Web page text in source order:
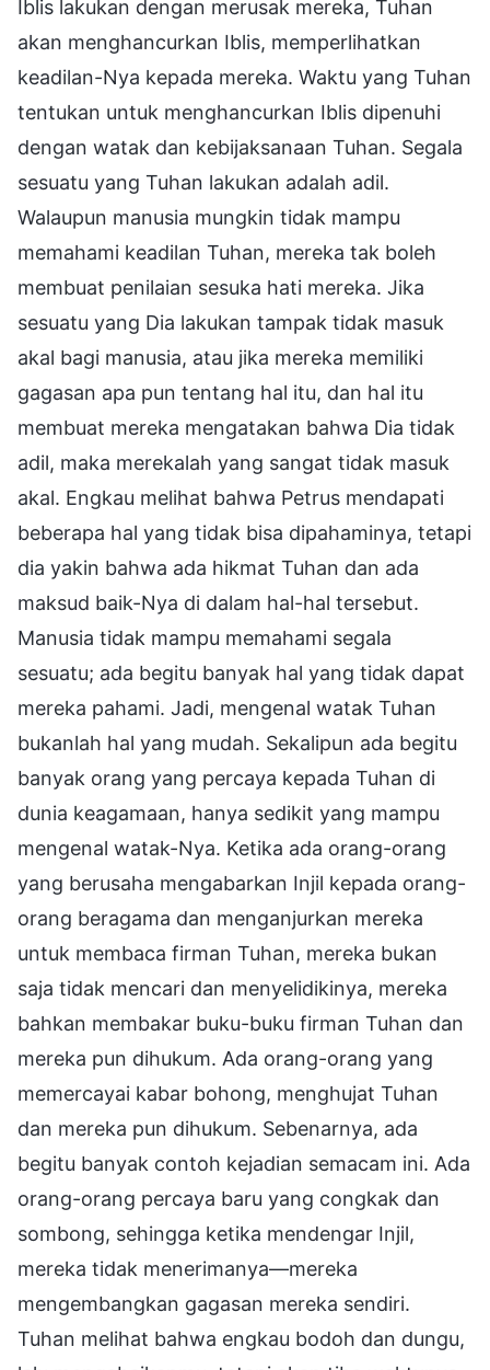
Iblis lakukan dengan merusak mereka, Tuhan
akan menghancurkan Iblis, memperlihatkan
keadilan-Nya kepada mereka. Waktu yang Tuhan
tentukan untuk menghancurkan Iblis dipenuhi
dengan watak dan kebijaksanaan Tuhan. Segala
sesuatu yang Tuhan lakukan adalah adil.
Walaupun manusia mungkin tidak mampu
memahami keadilan Tuhan, mereka tak boleh
membuat penilaian sesuka hati mereka. Jika
sesuatu yang Dia lakukan tampak tidak masuk
akal bagi manusia, atau jika mereka memiliki
gagasan apa pun tentang hal itu, dan hal itu
membuat mereka mengatakan bahwa Dia tidak
adil, maka merekalah yang sangat tidak masuk
akal. Engkau melihat bahwa Petrus mendapati
beberapa hal yang tidak bisa dipahaminya, tetapi
dia yakin bahwa ada hikmat Tuhan dan ada
maksud baik-Nya di dalam hal-hal tersebut.
Manusia tidak mampu memahami segala
sesuatu; ada begitu banyak hal yang tidak dapat
mereka pahami. Jadi, mengenal watak Tuhan
bukanlah hal yang mudah. Sekalipun ada begitu
banyak orang yang percaya kepada Tuhan di
dunia keagamaan, hanya sedikit yang mampu
mengenal watak-Nya. Ketika ada orang-orang
yang berusaha mengabarkan Injil kepada orang-
orang beragama dan menganjurkan mereka
untuk membaca firman Tuhan, mereka bukan
saja tidak mencari dan menyelidikinya, mereka
bahkan membakar buku-buku firman Tuhan dan
mereka pun dihukum. Ada orang-orang yang
memercayai kabar bohong, menghujat Tuhan
dan mereka pun dihukum. Sebenarnya, ada
begitu banyak contoh kejadian semacam ini. Ada
orang-orang percaya baru yang congkak dan
sombong, sehingga ketika mendengar Injil,
mereka tidak menerimanya—mereka
mengembangkan gagasan mereka sendiri.
Tuhan melihat bahwa engkau bodoh dan dungu,